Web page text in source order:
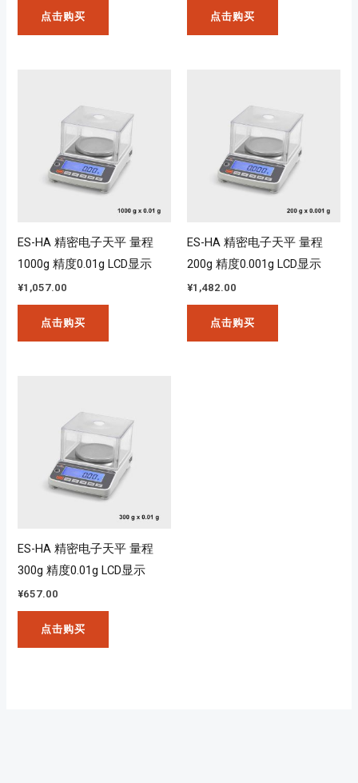
点击购买 点击购买
ES-HA 精密电子天平 量程
1000g 精度0.01g LCD显示
¥1,057.00
点击购买
ES-HA 精密电子天平 量程
200g 精度0.001g LCD显示
¥1,482.00
点击购买
ES-HA 精密电子天平 量程
300g 精度0.01g LCD显示
¥657.00
点击购买